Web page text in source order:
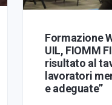
Formazione
UIL, FIOMM
risultato al
lavoratori
e adeguate”